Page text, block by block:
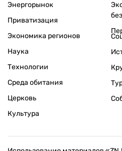
Энергорынок
Приватизация
Экономика регионов
Наука
Технологии
Среда обитания
Церковь
Культура